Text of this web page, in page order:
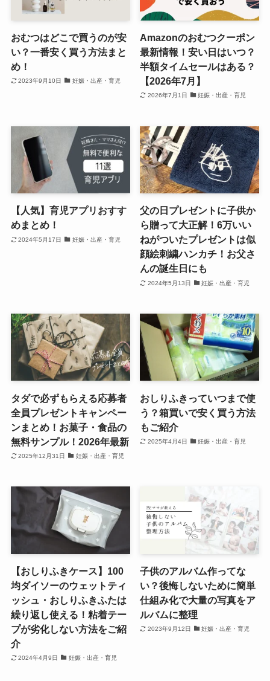
おむつはどこで買うのが安
い？一番安く買う方法まと
め！
2023年9月10日 妊娠・出産・育児
Amazonのおむつクーポン
最新情報！安い日はいつ？
半額タイムセールはある？
【2026年7月】
2026年7月1日 妊娠・出産・育児
【人気】育児アプリおすす
めまとめ！
2024年5月17日 妊娠・出産・育児
父の日プレゼントに子供か
ら贈って大正解！6万いい
ねがついたプレゼントは似
顔絵刺繍ハンカチ！お父さ
んの誕生日にも
2024年5月13日 妊娠・出産・育児
タダで必ずもらえる応募者
全員プレゼントキャンペー
ンまとめ！お菓子・食品の
無料サンプル！2026年最新
2025年12月31日 妊娠・出産・育児
おしりふきっていつまで使
う？箱買いで安く買う方法
もご紹介
2025年4月4日 妊娠・出産・育児
【おしりふきケース】100
均ダイソーのウェットティ
ッシュ・おしりふきふたは
繰り返し使える！粘着テー
プが劣化しない方法をご紹
介
2024年4月9日 妊娠・出産・育児
子供のアルバム作ってな
い？後悔しないために簡単
仕組み化で大量の写真をア
ルバムに整理
2023年9月12日 妊娠・出産・育児